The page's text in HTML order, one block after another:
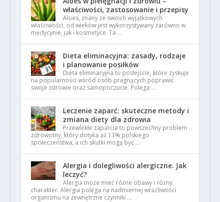
właściwości, zastosowanie i przepisy
Aloes, znany ze swoich wyjątkowych
właściwości, od wieków jest wykorzystywany zarówno w
medycynie, jak i kosmetyce. Ta …
Dieta eliminacyjna: zasady, rodzaje
i planowanie posiłków
Dieta eliminacyjna to podejście, które zyskuje
na popularności wśród osób pragnących poprawić
swoje zdrowie oraz samopoczucie. Polega …
Leczenie zaparć: skuteczne metody i
zmiana diety dla zdrowia
Przewlekłe zaparcia to powszechny problem
zdrowotny, który dotyka aż 13% polskiego
społeczeństwa, a ich skutki mogą być …
Alergia i dolegliwości alergiczne. Jak
leczyć?
Alergia może mieć różne obawy i różny
charakter. Alergia polega na nadmiernej wrażliwości
organizmu na zewnętrzne czynniki …